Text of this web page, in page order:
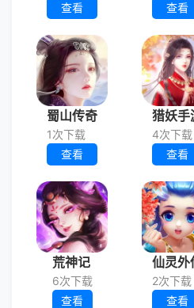
查看
查看
蜀山传奇
1次下载
查看
猎妖手
4次下载
查看
荒神记
6次下载
查看
仙灵外
2次下载
查看